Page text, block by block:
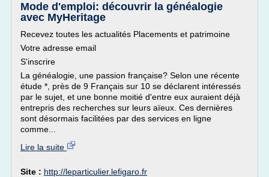
Mode d'emploi: découvrir la généalogie
avec MyHeritage
Recevez toutes les actualités Placements et patrimoine
Votre adresse email
S'inscrire
La généalogie, une passion française? Selon une récente
étude *, près de 9 Français sur 10 se déclarent intéressés
par le sujet, et une bonne moitié d'entre eux auraient déjà
entrepris des recherches sur leurs aïeux. Ces dernières
sont désormais facilitées par des services en ligne
comme...
Lire la suite
Site : http://leparticulier.lefigaro.fr